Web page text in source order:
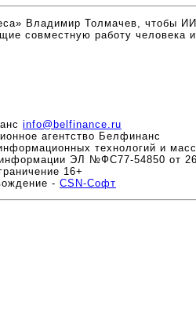
Владимир Толмачев, чтобы
совместную работу человека
info@belfinance.ru
агентство Белфинанс
технологий и
информации ЭЛ №ФС77-54850 от
16+
- CSN-Софт